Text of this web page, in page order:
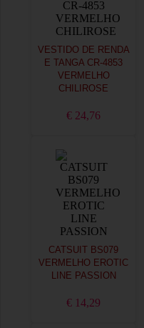
VESTIDO DE RENDA
E TANGA CR-4853
VERMELHO
CHILIROSE
€ 24,76
CATSUIT BS079
VERMELHO EROTIC
LINE PASSION
€ 14,29